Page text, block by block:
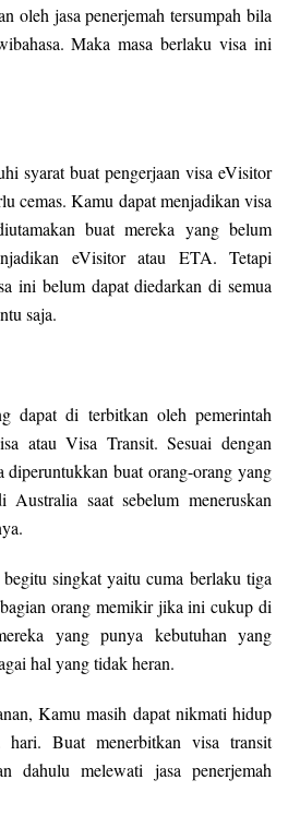
oleh jasa penerjemah tersumpah bila
Maka masa berlaku visa ini
syarat buat pengerjaan visa eVisitor
cemas. Kamu dapat menjadikan visa
buat mereka yang belum
eVisitor atau ETA. Tetapi
ini belum dapat diedarkan di semua
saja.
dapat di terbitkan oleh pemerintah
atau Visa Transit. Sesuai dengan
diperuntukkan buat orang-orang yang
saat sebelum meneruskan
singkat yaitu cuma berlaku tiga
orang memikir jika ini cukup di
yang punya kebutuhan yang
hal yang tidak heran.
Kamu masih dapat nikmati hidup
Buat menerbitkan visa transit
dahulu melewati jasa penerjemah